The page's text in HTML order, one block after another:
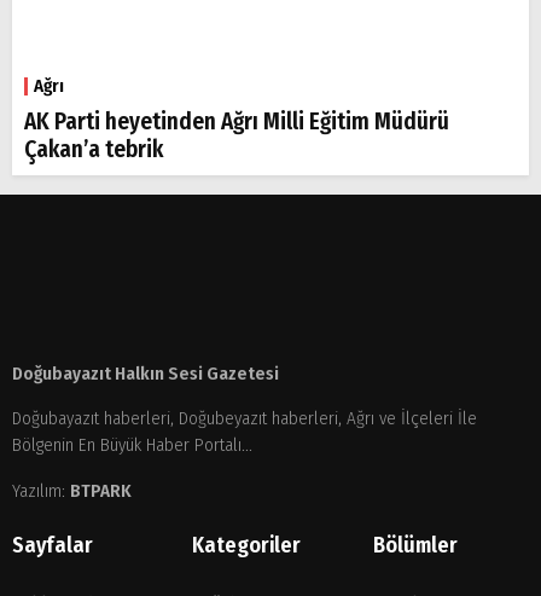
Ağrı
AK Parti heyetinden Ağrı Milli Eğitim Müdürü
Çakan’a tebrik
Doğubayazıt Halkın Sesi Gazetesi
Doğubayazıt haberleri, Doğubeyazıt haberleri, Ağrı ve İlçeleri İle
Bölgenin En Büyük Haber Portalı...
Yazılım: BTPARK
Sayfalar Kategoriler Bölümler